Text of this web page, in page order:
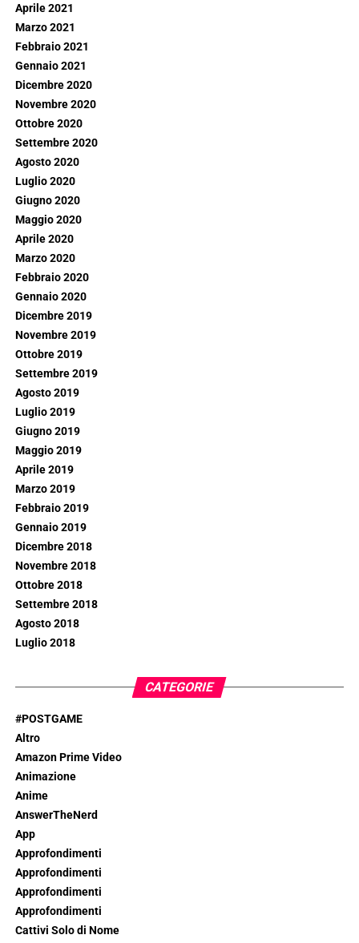
Aprile 2021
Marzo 2021
Febbraio 2021
Gennaio 2021
Dicembre 2020
Novembre 2020
Ottobre 2020
Settembre 2020
Agosto 2020
Luglio 2020
Giugno 2020
Maggio 2020
Aprile 2020
Marzo 2020
Febbraio 2020
Gennaio 2020
Dicembre 2019
Novembre 2019
Ottobre 2019
Settembre 2019
Agosto 2019
Luglio 2019
Giugno 2019
Maggio 2019
Aprile 2019
Marzo 2019
Febbraio 2019
Gennaio 2019
Dicembre 2018
Novembre 2018
Ottobre 2018
Settembre 2018
Agosto 2018
Luglio 2018
CATEGORIE
#POSTGAME
Altro
Amazon Prime Video
Animazione
Anime
AnswerTheNerd
App
Approfondimenti
Approfondimenti
Approfondimenti
Approfondimenti
Cattivi Solo di Nome